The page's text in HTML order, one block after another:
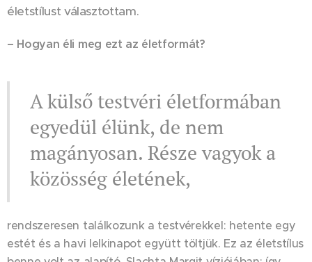
életstílust választottam.
– Hogyan éli meg ezt az életformát?
A külső testvéri életformában
egyedül élünk, de nem
magányosan. Része vagyok a
közösség életének,
rendszeresen találkozunk a testvérekkel: hetente egy
estét és a havi lelkinapot együtt töltjük. Ez az életstílus